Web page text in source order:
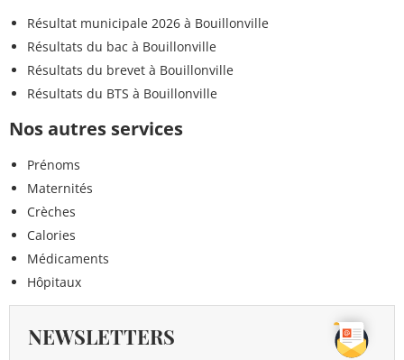
Résultat municipale 2026 à Bouillonville
Résultats du bac à Bouillonville
Résultats du brevet à Bouillonville
Résultats du BTS à Bouillonville
Nos autres services
Prénoms
Maternités
Crèches
Calories
Médicaments
Hôpitaux
NEWSLETTERS